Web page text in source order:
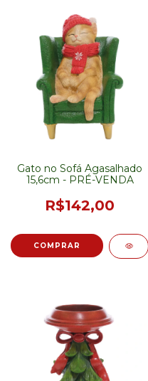
Gato no Sofá Agasalhado
15,6cm - PRÉ-VENDA
R$142,00